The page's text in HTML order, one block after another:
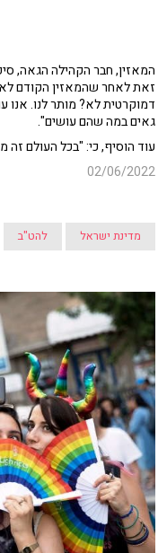
המאזין, חבר הקהילה הגאה,
זאת לאחר שהמאזין הקודם לא
דמוקרטית לא? מותר לנו. אנו
גאים במה שהם עושים".
עוד הוסיף, כי: "בכל העולם
02/06/2022
מדינת ישראל להט"ב